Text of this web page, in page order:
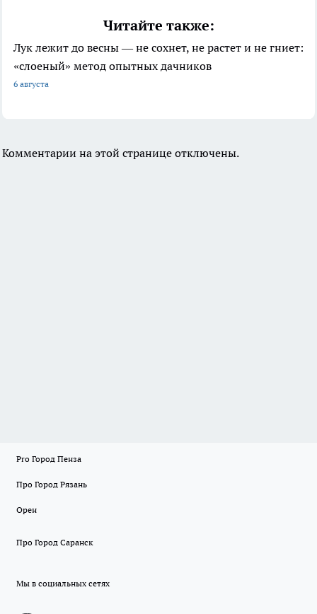
Читайте также:
Лук лежит до весны — не сохнет, не растет и не гниет:
«слоеный» метод опытных дачников
6 августа
Комментарии на этой странице отключены.
Pro Город Пенза
Про Город Рязань
Орен
Про Город Саранск
Мы в социальных сетях